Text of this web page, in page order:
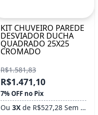
KIT CHUVEIRO PAREDE
DESVIADOR DUCHA
QUADRADO 25X25
CROMADO
R$1.581,83
R$1.471,10
7% OFF no Pix
Ou 3X de R$527,28 Sem Juros